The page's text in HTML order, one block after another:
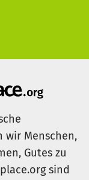
wir Menschen,
Gutes zu
sind